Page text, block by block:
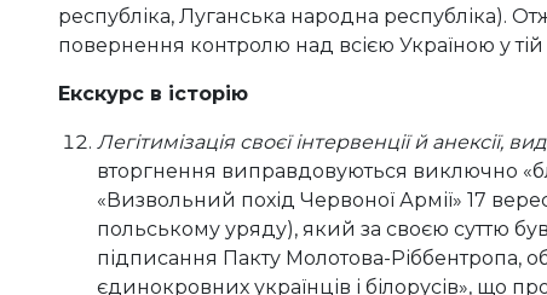
республіка, Луганська народна республіка).
повернення контролю над всією Україною у
Екскурс в історію
Легітимізація своєї інтервенції й анексії,
вторгнення виправдовуються виключно
«Визвольний похід Червоної Армії» 17
польському уряду), який за своєю суттю був
підписання Пакту Молотова-Ріббентропа,
єдинокровних українців і білорусів», що